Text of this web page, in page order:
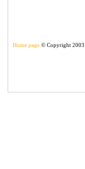
Home page © Copyright